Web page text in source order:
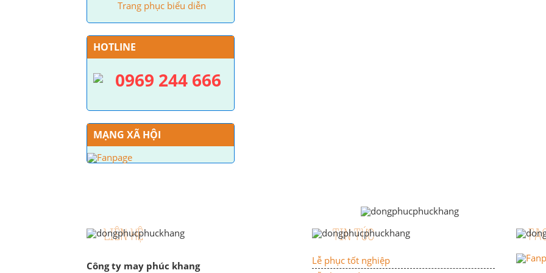
Trang phục biểu diễn
HOTLINE
0969 244 666
MẠNG XÃ HỘI
LIÊN HỆ
Công ty may phúc khang
TIN TỨC
Lễ phục tốt nghiệp